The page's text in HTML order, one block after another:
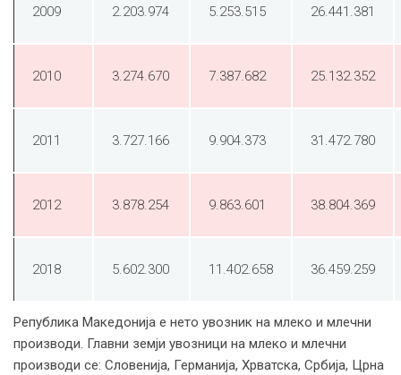
2009 2.203.974 5.253.515 26.441.381
2010 3.274.670 7.387.682 25.132.352
2011 3.727.166 9.904.373 31.472.780
2012 3.878.254 9.863.601 38.804.369
2018 5.602.300 11.402.658 36.459.259
Република Македонија е нето увозник на млеко и млечни
производи. Главни земји увозници на млеко и млечни
производи се: Словенија, Германија, Хрватска, Србија, Црна